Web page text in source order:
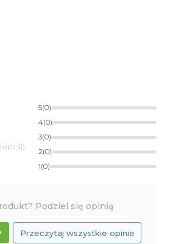
opinii)
5(0)
4(0)
3(0)
2(0)
1(0)
Podziel się opinią
Przeczytaj wszystkie opinie